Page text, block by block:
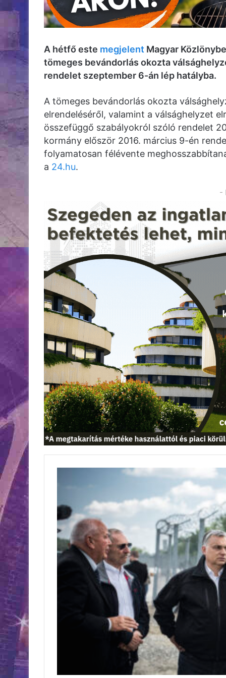
A hétfő este megjelent Magyar
tömeges bevándorlás okozta
rendelet szeptember 6-án lép hatályba.
A tömeges bevándorlás okozta
elrendeléséről, valamint a válsághelyzet
összefüggő szabályokról szóló rendelet
kormány először 2016. március 9-én
folyamatosan félévente
a 24.hu.
-